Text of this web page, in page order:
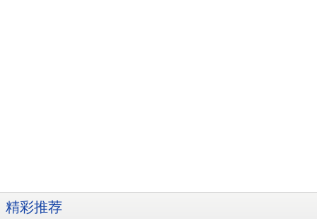
精彩推荐